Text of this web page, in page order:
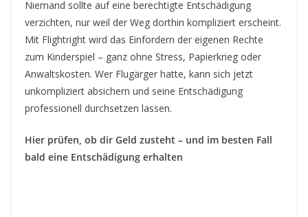
Niemand sollte auf eine berechtigte Entschädigung
verzichten, nur weil der Weg dorthin kompliziert erscheint.
Mit Flightright wird das Einfordern der eigenen Rechte
zum Kinderspiel – ganz ohne Stress, Papierkrieg oder
Anwaltskosten. Wer Flugärger hatte, kann sich jetzt
unkompliziert absichern und seine Entschädigung
professionell durchsetzen lassen.
Hier prüfen, ob dir Geld zusteht – und im besten Fall
bald eine Entschädigung erhalten